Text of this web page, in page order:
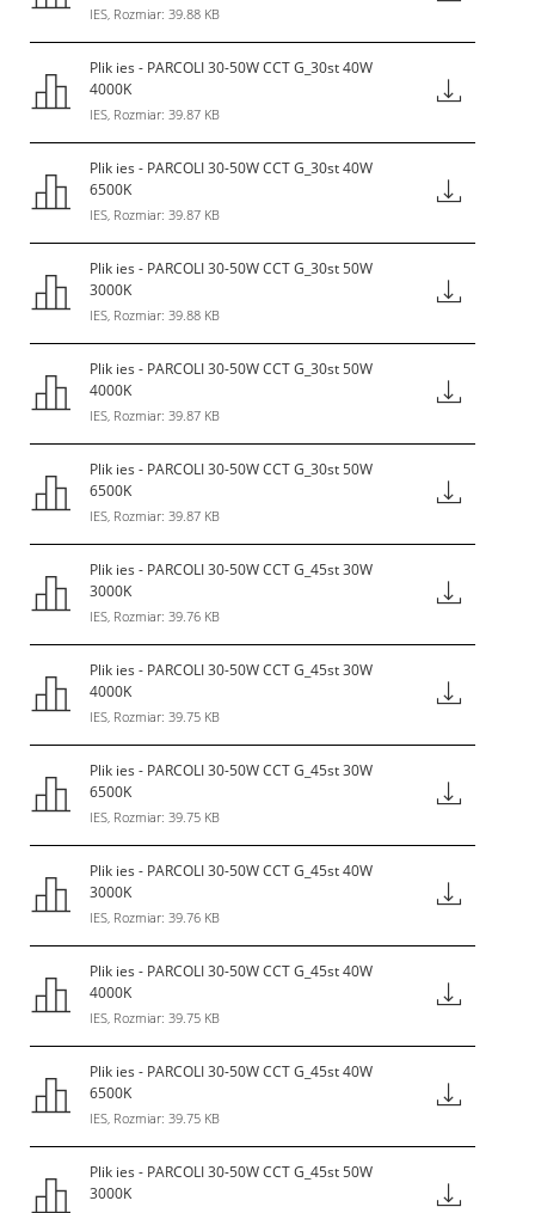
IES, Rozmiar: 39.88 KB
Plik ies - PARCOLI 30-50W CCT G_30st 40W
4000K
IES, Rozmiar: 39.87 KB
Plik ies - PARCOLI 30-50W CCT G_30st 40W
6500K
IES, Rozmiar: 39.87 KB
Plik ies - PARCOLI 30-50W CCT G_30st 50W
3000K
IES, Rozmiar: 39.88 KB
Plik ies - PARCOLI 30-50W CCT G_30st 50W
4000K
IES, Rozmiar: 39.87 KB
Plik ies - PARCOLI 30-50W CCT G_30st 50W
6500K
IES, Rozmiar: 39.87 KB
Plik ies - PARCOLI 30-50W CCT G_45st 30W
3000K
IES, Rozmiar: 39.76 KB
Plik ies - PARCOLI 30-50W CCT G_45st 30W
4000K
IES, Rozmiar: 39.75 KB
Plik ies - PARCOLI 30-50W CCT G_45st 30W
6500K
IES, Rozmiar: 39.75 KB
Plik ies - PARCOLI 30-50W CCT G_45st 40W
3000K
IES, Rozmiar: 39.76 KB
Plik ies - PARCOLI 30-50W CCT G_45st 40W
4000K
IES, Rozmiar: 39.75 KB
Plik ies - PARCOLI 30-50W CCT G_45st 40W
6500K
IES, Rozmiar: 39.75 KB
Plik ies - PARCOLI 30-50W CCT G_45st 50W
3000K